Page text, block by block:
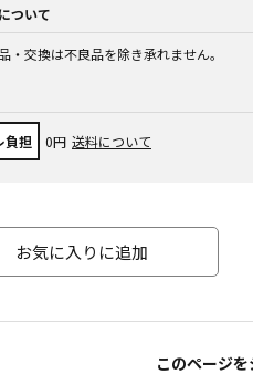
ついて
・交換は不良品を除き承れません。
負担 0円 送料について
お気に入りに追加
このページ